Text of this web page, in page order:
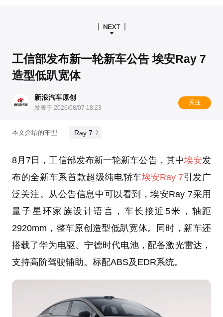
工信部发布新一轮新车公告 埃安Ray 7
造型低趴宽体
新浪汽车原创
发表于 2026/08/07 18:23
关注
本文介绍的车型 Ray 7
8月7日，工信部发布新一轮新车公告，其中埃安发
布的全新车系首款超级纯电轿车埃安Ray 7引发广
泛关注。从公告信息中可以看到，埃安Ray 7采用
量子星环家族设计语言，车长接近5米，轴距
2920mm，整车原创造型低趴宽体。同时，新车还
搭载了华为电驱、宁德时代电池，配备激光雷达，
支持高阶驾驶辅助。标配ABS及EDR系统。